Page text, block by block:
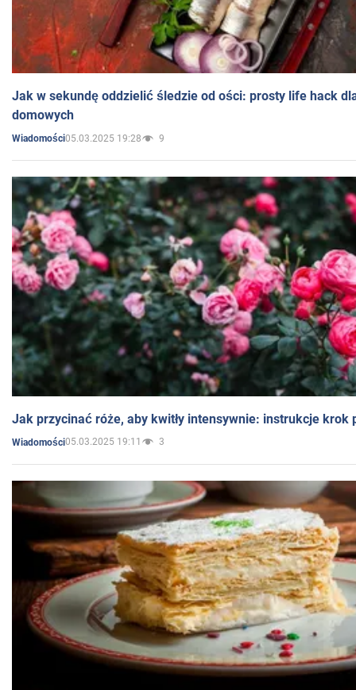
Jak w sekundę oddzielić śledzie od ości: prosty life hack
domowych
Wiadomości05.03.2025 19:28 9
Jak przycinać róże, aby kwitły intensywnie: instrukcje krok
Wiadomości05.03.2025 19:11 3